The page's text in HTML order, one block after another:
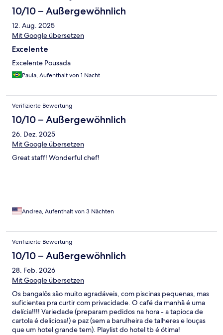
10/10 – Außergewöhnlich
12. Aug. 2025
Mit Google übersetzen
Excelente
Excelente Pousada
Paula, Aufenthalt von 1 Nacht
Verifizierte Bewertung
10/10 – Außergewöhnlich
26. Dez. 2025
Mit Google übersetzen
Great staff! Wonderful chef!
Andrea, Aufenthalt von 3 Nächten
Verifizierte Bewertung
10/10 – Außergewöhnlich
28. Feb. 2026
Mit Google übersetzen
Os bangalôs são muito agradáveis, com piscinas pequenas, mas
suficientes pra curtir com privacidade. O café da manhã é uma
delícia!!!! Variedade (preparam pedidos na hora - a tapioca de
cartola é deliciosa!) e paz (sem a barulheira de talheres e louças
que um hotel grande tem). Playlist do hotel tb é ótima!